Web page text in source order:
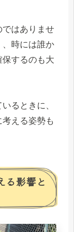
ではありませ
時には誰か
するのも大
るときに、
える姿勢も
る影響と